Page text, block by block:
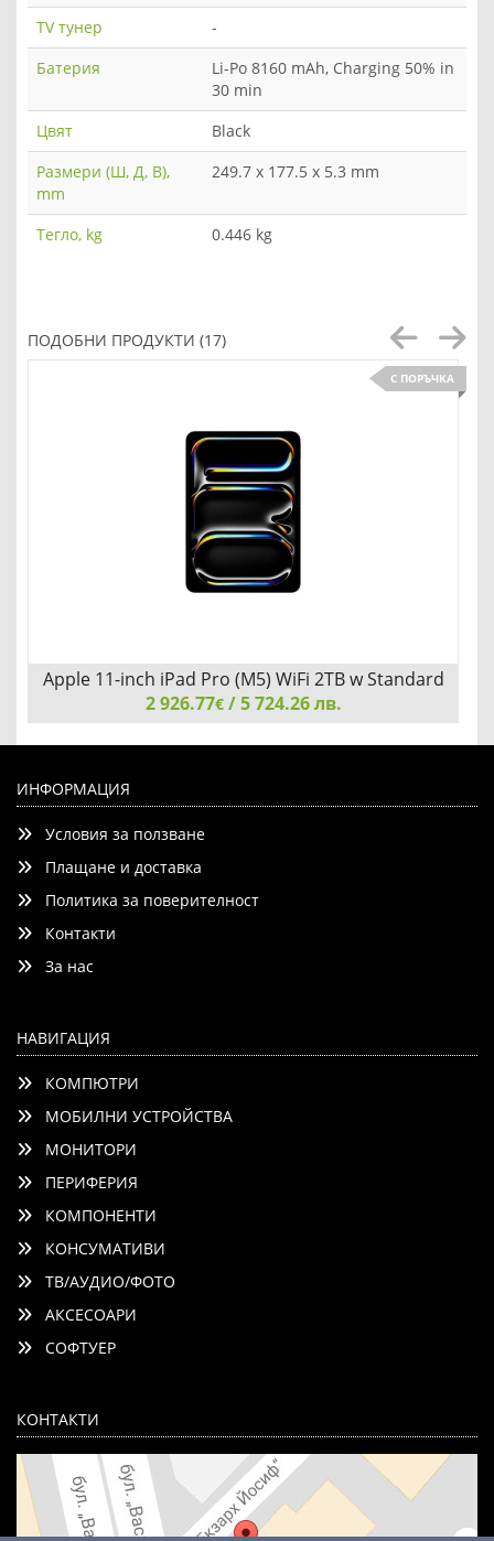
TV тунер
-
Батерия
Li-Po 8160 mAh, Charging 50% in
30 min
Цвят
Black
Размери (Ш, Д, В),
mm
249.7 x 177.5 x 5.3 mm
Тегло, kg 0.446 kg
ПОДОБНИ ПРОДУКТИ (17)
С ПОРЪЧКА
Space Black
Apple 11-inch iPad Pro (M5) WiFi 2TB w Standard
Glass - Space Black
2 926.77€/ 5 724.26 лв.
ИНФОРМАЦИЯ
Условия за ползване
Плащане и доставка
Политика за поверителност
Контакти
За нас
НАВИГАЦИЯ
КОМПЮТРИ
МОБИЛНИ УСТРОЙСТВА
МОНИТОРИ
ПЕРИФЕРИЯ
КОМПОНЕНТИ
КОНСУМАТИВИ
ТВ/АУДИО/ФОТО
АКСЕСОАРИ
СОФТУЕР
КОНТАКТИ